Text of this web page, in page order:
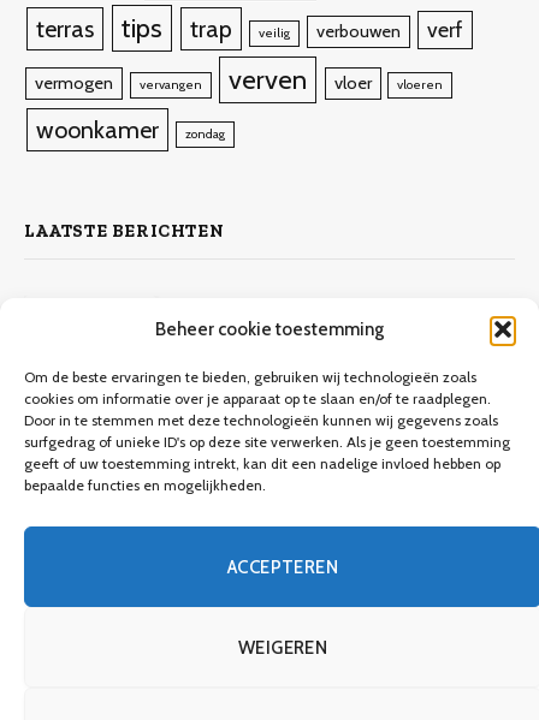
Beheer cookie toestemming
Om de beste ervaringen te bieden, gebruiken wij technologieën zoals
cookies om informatie over je apparaat op te slaan en/of te raadplegen.
Door in te stemmen met deze technologieën kunnen wij gegevens zoals
surfgedrag of unieke ID's op deze site verwerken. Als je geen toestemming
geeft of uw toestemming intrekt, kan dit een nadelige invloed hebben op
bepaalde functies en mogelijkheden.
ACCEPTEREN
WEIGEREN
terras tips trap veilig verbouwen verf
vermogen vervangen verven vloer vloeren
woonkamer zondag
LAATSTE BERICHTEN
Keuken verbouwen op een budget
9 december 2023 9.706Views
Een gids voor meubels verven